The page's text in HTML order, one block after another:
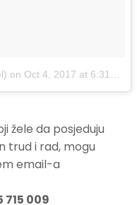
on Oct 4, 2017 at 6:31am PDT
žele da posjeduju
trud i rad, mogu
email-a
715 009